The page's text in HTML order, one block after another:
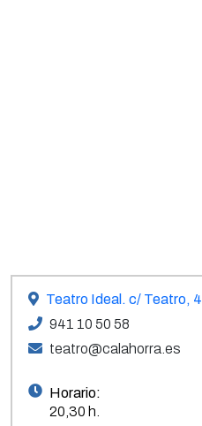
Teatro Ideal. c/ Teatro, 4
941 10 50 58
teatro@calahorra.es
Horario:
20,30 h.